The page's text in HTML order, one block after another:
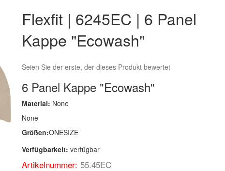
Flexfit | 6245EC | 6 Panel
Kappe "Ecowash"
Seien Sie der erste, der dieses Produkt bewertet
6 Panel Kappe "Ecowash"
Material: None
None
Größen:ONESIZE
Verfügbarkeit: verfügbar
Artikelnummer: 55.45EC